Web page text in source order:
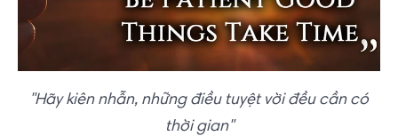
"Hãy kiên nhẫn, những điều tuyệt vời đều cần có
thời gian"